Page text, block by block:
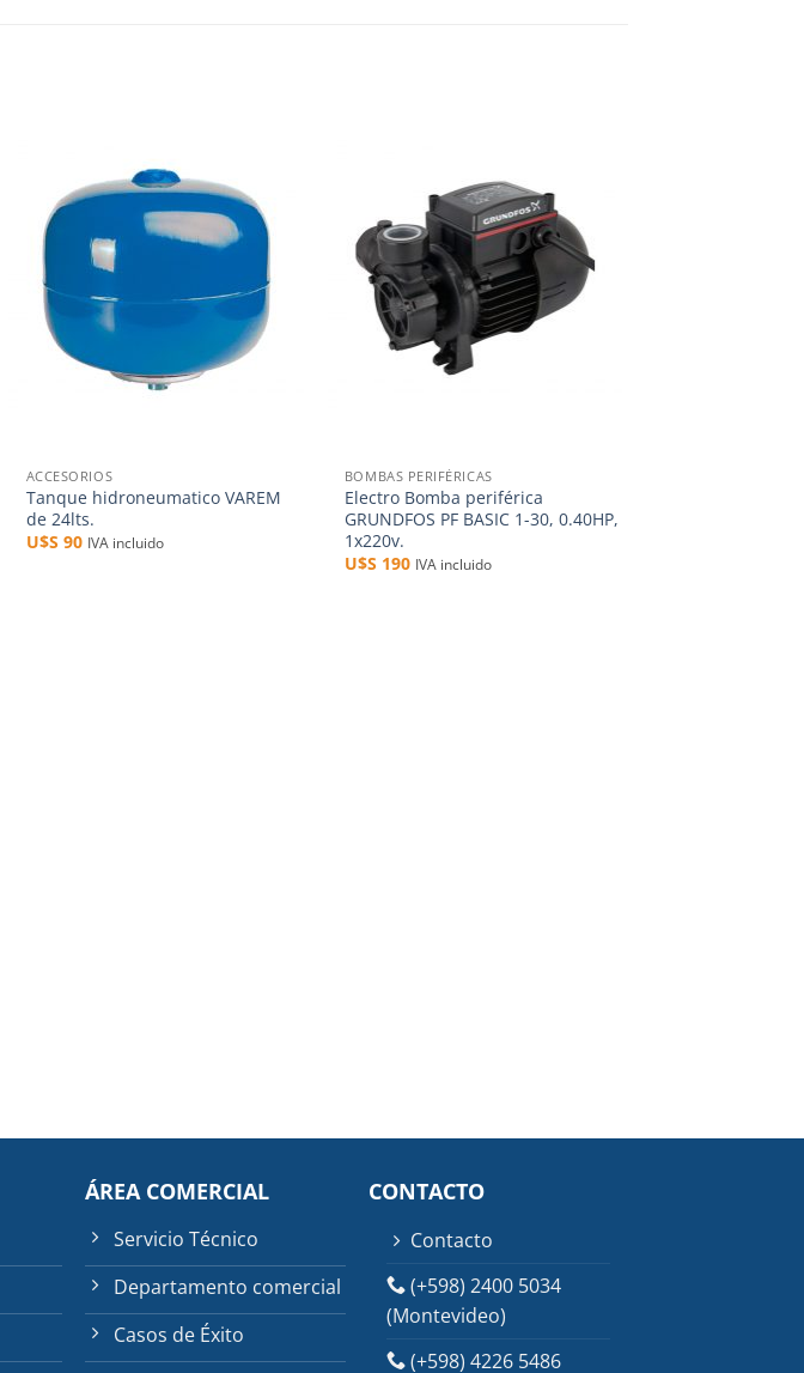
lista de
deseos
ACCESORIOS
Tanque hidroneumatico VAREM
de 24lts.
U$S 90 IVA incluido
deseos
BOMBAS PERIFÉRICAS
Electro Bomba periférica
GRUNDFOS PF BASIC 1-30, 0.40HP,
1x220v.
U$S 190 IVA incluido
ÁREA COMERCIAL
Servicio Técnico
Departamento comercial
Casos de Éxito
CONTACTO
Contacto
(+598) 2400 5034
(Montevideo)
(+598) 4226 5486